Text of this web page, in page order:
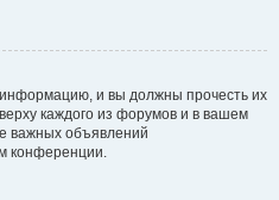
и вы должны прочесть их
каждого из форумов и в вашем
важных объявлений
конференции.